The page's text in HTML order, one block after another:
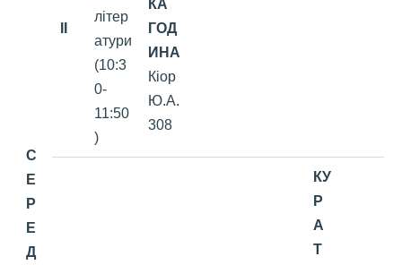
С
Е
Р
Е
Д
літер
атури
(10:3
0-
11:50
)
КА
ГОД
ИНА
Кіор
Ю.А.
308
КУ
Р
А
Т